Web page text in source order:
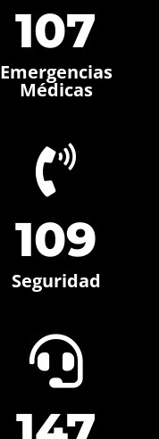
107
Emergencias
Médicas

109
Seguridad
